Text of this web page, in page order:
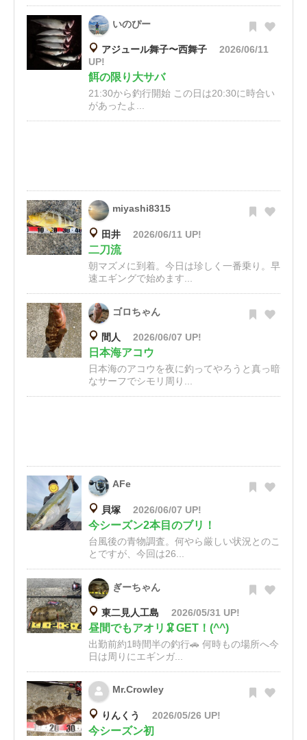
いのぴー
アジュール舞子〜西舞子
2026/06/11
UP!
餌の限り大サバ
21:30から釣行開始 この日は20:30に時合い
があったよ...
miyashi8315
田井 2026/06/11 UP!
二刀流
朝マズメに到着。今日は珍しく一番乗り。早
速エギングで始めます...
ゴロちゃん
間人 2026/06/07 UP!
日本海アコウ
日本海のアコウを夜に釣ってやろうと真っ暗
なサーフでシモリ周り...
AFe
貝塚 2026/06/07 UP!
今シーズン2本目のブリ！
台風後の青物調査。何やら厳しい状況とのこ
とですが、今回は26...
ぎーちゃん
東二見人工島 2026/05/31 UP!
昼間でもアオリ🦑GET！(^^)
出勤前約1時間半の釣行🚗 何時もの場所へ今
日は周りにエギンガ...
Mr.Crowley
りんくう 2026/05/26 UP!
今シーズン初